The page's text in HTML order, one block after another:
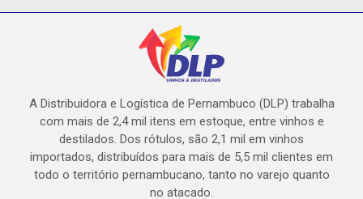
A Distribuidora e Logística de Pernambuco (DLP) trabalha
com mais de 2,4 mil itens em estoque, entre vinhos e
destilados. Dos rótulos, são 2,1 mil em vinhos
importados, distribuídos para mais de 5,5 mil clientes em
todo o território pernambucano, tanto no varejo quanto
no atacado.